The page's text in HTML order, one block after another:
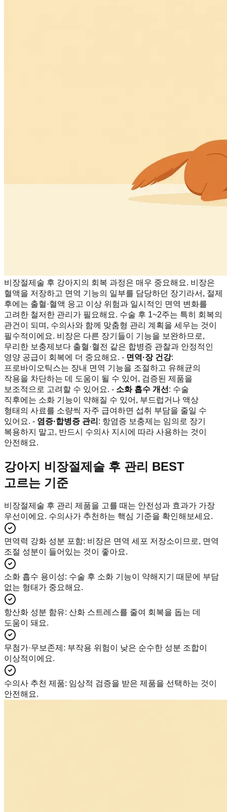
비장절제술 후 강아지의 회복 과정은 매우 중요해요. 비장은
혈액을 저장하고 면역 기능의 일부를 담당하던 장기라서, 절제
후에는 출혈·혈액 응고 이상 위험과 일시적인 면역 변화를
고려한 철저한 관리가 필요해요. 수술 후 1~2주는 특히 회복의
관건이 되며, 수의사와 함께 맞춤형 관리 계획을 세우는 것이
필수적이에요. 비장은 다른 장기들이 기능을 보완하므로,
무리한 보충제보다 출혈·혈전 같은 합병증 관찰과 안정적인
영양 공급이 회복에 더 중요해요. - 면역·장 건강:
프로바이오틱스는 장내 면역 기능을 조절하고 유해균의
작용을 차단하는 데 도움이 될 수 있어, 검증된 제품을
보조적으로 고려할 수 있어요. - 소화 흡수 개선 : 수술
직후에는 소화 기능이 약해질 수 있어, 부드럽거나 액상
형태의 사료를 소량씩 자주 급여하면 섭취 부담을 줄일 수
있어요. - 염증·합병증 관리 : 항염증 보충제는 임의로 장기
복용하지 말고, 반드시 수의사 지시에 따라 사용하는 것이
안전해요.
강아지 비장절제술 후 관리 BEST
고르는 기준
비장절제술 후 관리 제품을 고를 때는 안전성과 효과가 가장
우선이에요. 수의사가 추천하는 핵심 기준을 확인해보세요.
면역력 강화 성분 포함: 비장은 면역 세포 저장소이므로, 면역
조절 성분이 들어있는 것이 좋아요.
소화 흡수 용이성: 수술 후 소화 기능이 약해지기 때문에 부담
없는 형태가 중요해요.
항산화 성분 함유: 산화 스트레스를 줄여 회복을 돕는 데
도움이 돼요.
무첨가·무보존제 : 부작용 위험이 낮은 순수한 성분 조합이
이상적이에요.
수의사 추천 제품: 임상적 검증을 받은 제품을 선택하는 것이
안전해요.